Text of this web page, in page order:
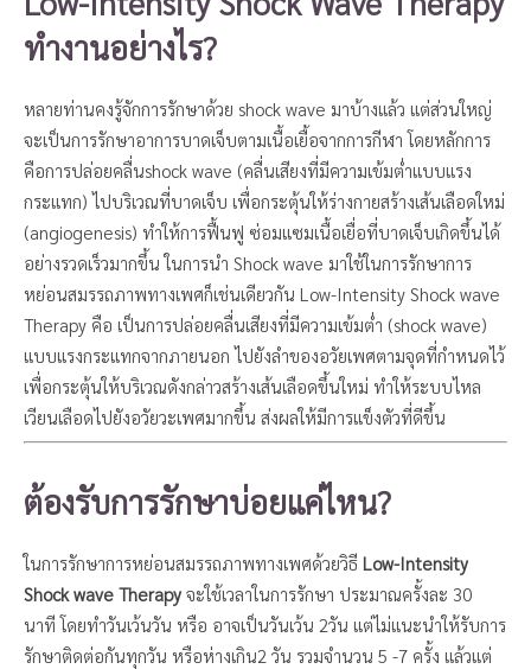
ทำงานอย่างไร?
หลายท่านคงรู้จักการรักษาด้วย shock wave มาบ้างแล้ว แต่ส่วนใหญ่
จะเป็นการรักษาอาการบาดเจ็บตามเนื้อเยื้อจากการกีฬา โดยหลักการ
คือการปล่อยคลื่นshock wave (คลื่นเสียงที่มีความเข้มต่ำแบบแรง
กระแทก) ไปบริเวณที่บาดเจ็บ เพื่อกระตุ้นให้ร่างกายสร้างเส้นเลือดใหม่
(angiogenesis) ทำให้การฟื้นฟู ซ่อมแซมเนื้อเยื่อที่บาดเจ็บเกิดขึ้นได้
อย่างรวดเร็วมากขึ้น ในการนำ Shock wave มาใช้ในการรักษาการ
หย่อนสมรรถภาพทางเพศก็เช่นเดียวกัน Low-Intensity Shock wave
Therapy คือ เป็นการปล่อยคลื่นเสียงที่มีความเข้มต่ำ (shock wave)
แบบแรงกระแทกจากภายนอก ไปยังลำของอวัยเพศตามจุดที่กำหนดไว้
เพื่อกระตุ้นให้บริเวณดังกล่าวสร้างเส้นเลือดขึ้นใหม่ ทำให้ระบบไหล
เวียนเลือดไปยังอวัยวะเพศมากขึ้น ส่งผลให้มีการแข็งตัวที่ดีขึ้น
ต้องรับการรักษาบ่อยแค่ไหน?
ในการรักษาการหย่อนสมรรถภาพทางเพศด้วยวิธี Low-Intensity
Shock wave Therapy จะใช้เวลาในการรักษา ประมาณครั้งละ 30
นาที โดยทำวันเว้นวัน หรือ อาจเป็นวันเว้น 2วัน แต่ไม่แนะนำให้รับการ
รักษาติดต่อกันทุกวัน หรือห่างเกิน2 วัน รวมจำนวน 5 -7 ครั้ง แล้วแต่